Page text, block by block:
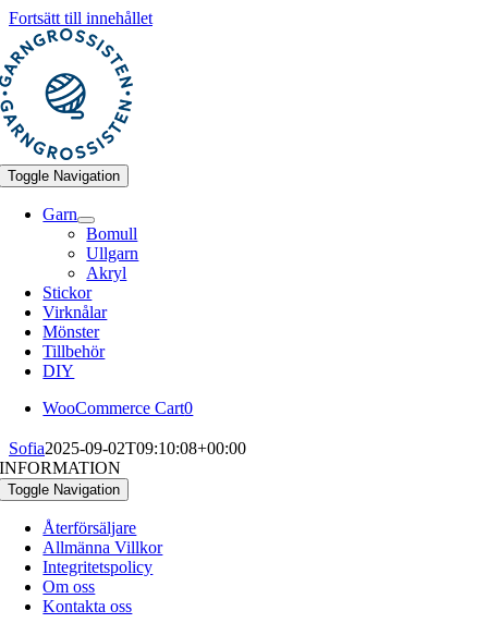
Fortsätt till innehållet
Toggle Navigation
Garn
Bomull
Ullgarn
Akryl
Stickor
Virknålar
Mönster
Tillbehör
DIY
WooCommerce Cart0
Sofia2025-09-02T09:10:08+00:00
INFORMATION
Toggle Navigation
Återförsäljare
Allmänna Villkor
Integritetspolicy
Om oss
Kontakta oss